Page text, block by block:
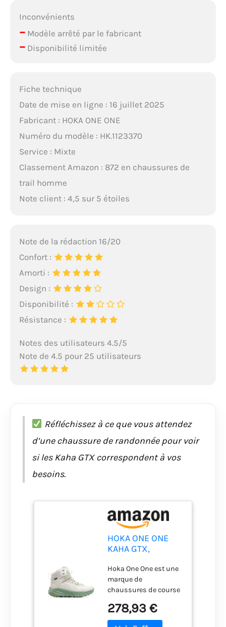
Inconvénients
–Modèle arrêté par le fabricant
–Disponibilité limitée
Fiche technique
Date de mise en ligne : 16 juillet 2025
Fabricant : HOKA ONE ONE
Numéro du modèle : HK.1123370
Service : Mixte
Classement Amazon : 872 en chaussures de
trail homme
Note client : 4,5 sur 5 étoiles
Note de la rédaction 16/20
Confort :
Amorti :
Design :
Disponibilité :
Résistance :
Notes des utilisateurs 4.5/5
Note de 4.5 pour 25 utilisateurs
Réfléchissez à ce que vous attendez
d’une chaussure de randonnée pour voir
si les Kaha GTX correspondent à vos
besoins.
HOKA ONE ONE
KAHA GTX,
randonnée
Unisexe-Adultes,
Celadon
Tint/Basil, 44 EU
Hoka One One est une
marque de
chaussures de course
connue pour sa
technologie
278,93 €